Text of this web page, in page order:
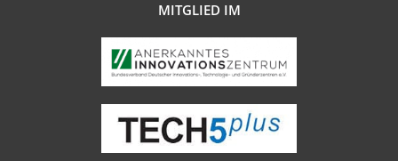
MITGLIED IM